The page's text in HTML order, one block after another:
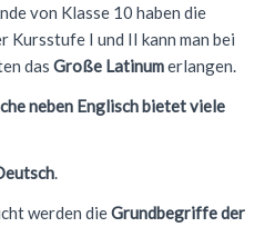
von Klasse 10 haben die
Kursstufe I und II kann man bei
das Große Latinumerlangen.
neben Englisch bietet viele
.
werden dieGrundbegriffe der